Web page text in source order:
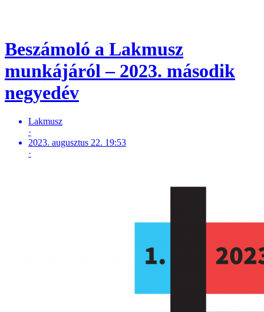
Beszámoló a Lakmusz
munkájáról – 2023. második
negyedév
Lakmusz
·
2023. augusztus 22. 19:53
·